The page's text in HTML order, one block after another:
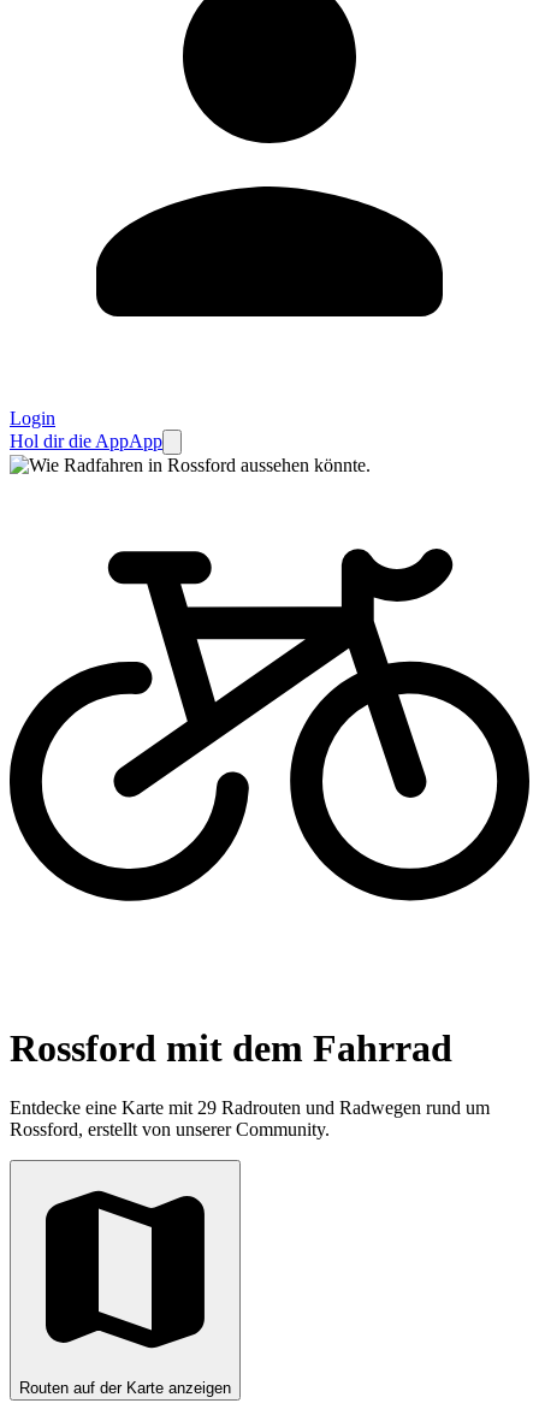
Login
Hol dir die AppApp
Rossford mit dem Fahrrad
Entdecke eine Karte mit 29 Radrouten und Radwegen rund um
Rossford, erstellt von unserer Community.
Routen auf der Karte anzeigen